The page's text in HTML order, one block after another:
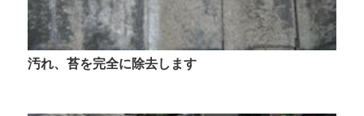
汚れ、苔を完全に除去します